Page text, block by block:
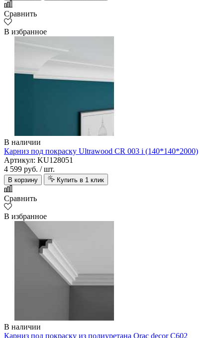
Сравнить
В избранное
В наличии
Карниз под покраску Ultrawood CR 003 i (140*140*2000)
Артикул: KU128051
4 599 руб. / шт.
В корзину Купить в 1 клик
Сравнить
В избранное
В наличии
Карниз под покраску из полиуретана Orac decor C602